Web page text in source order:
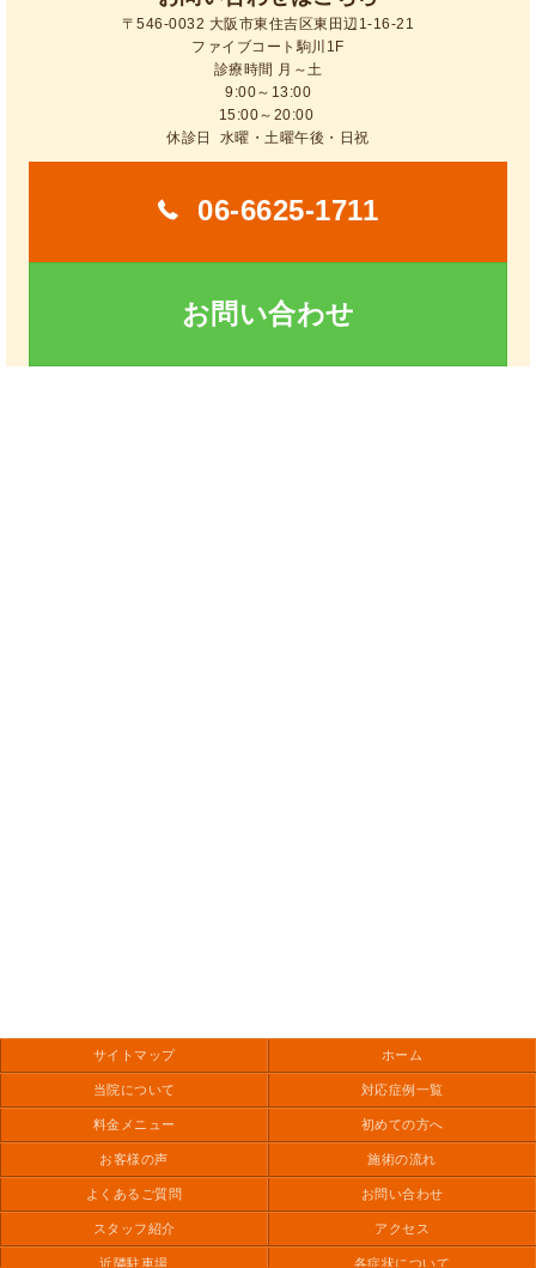
〒546-0032 大阪市東住吉区東田辺1-16-21
ファイブコート駒川1F
診療時間 月～土
9:00～13:00
15:00～20:00
休診日 水曜・土曜午後・日祝
06-6625-1711
お問い合わせ
サイトマップ ホーム
当院について 対応症例一覧
料金メニュー 初めての方へ
お客様の声 施術の流れ
よくあるご質問 お問い合わせ
スタッフ紹介 アクセス
近隣駐車場 各症状について